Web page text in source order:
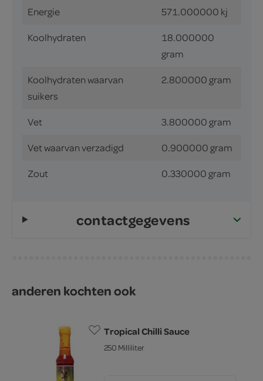
Energie 571.000000 kj
Koolhydraten
18.000000
gram
Koolhydraten waarvan
suikers
2.800000 gram
Vet 3.800000 gram
Vet waarvan verzadigd 0.900000 gram
Zout 0.330000 gram
contactgegevens
anderen kochten ook
Tropical Chilli Sauce
250 Milliliter